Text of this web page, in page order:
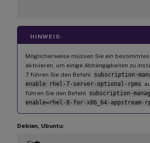
HINWEIS:
Möglicherweise müssen Sie ein
aktivieren, um einige Abhängigkeiten zu
7 führen Sie den Befehl
subscription-
enable rhel-7-server-optional-rpms
führen Sie den Befehl
subscription-
enable=rhel-8-for-x86_64-appstream-
Debian, Ubuntu: